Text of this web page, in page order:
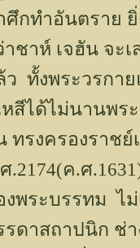
ศึกทำอันตราย
าชาห์ เจฮัน จะ
ว ทั้งพระวรกา
หสีได้ไม่นานพ
ทรงครองราชย์
.2174(ค.ศ
งพระบรรทม ไม่
รดาสถาปนิก ช่